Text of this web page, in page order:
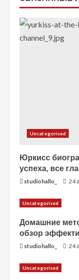
е
н
Uncategorised
Юркисс
успеха, все
studiohallo_ 24
Uncategorised
Домашние
обзор
studiohallo_ 24
Uncategorised